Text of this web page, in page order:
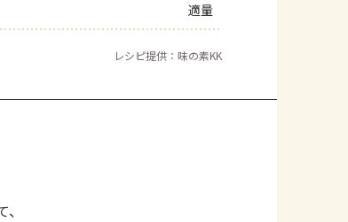
適量
レシピ提供：味の素KK